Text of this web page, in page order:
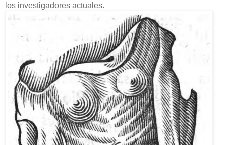
los investigadores actuales.